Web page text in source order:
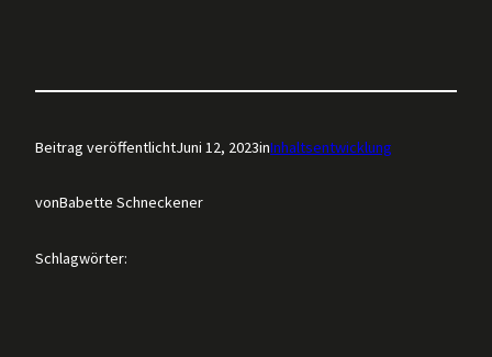
Beitrag veröffentlichtJuni 12, 2023inInhaltsentwicklung
vonBabette Schneckener
Schlagwörter: